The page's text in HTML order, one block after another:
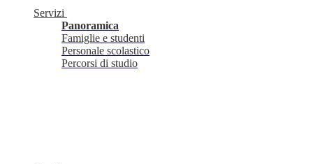
Servizi
Panoramica
Famiglie e studenti
Personale scolastico
Percorsi di studio